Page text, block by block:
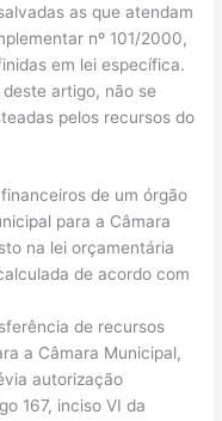
as que atendam
nº 101/2000,
em lei específica.
artigo, não se
pelos recursos do
de um órgão
para a Câmara
na lei orçamentária
de acordo com
de recursos
a Câmara Municipal,
autorização
167, inciso VI da